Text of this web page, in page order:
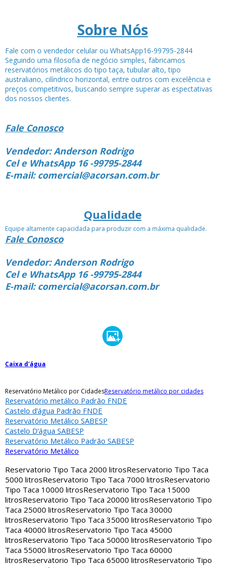
Sobre Nós
Fale com o vendedor celular ou WhatsApp16-99795-2844
Seguindo uma filosofia de negócio simples, fabricamos
reservatórios metálicos do tipo taça, tubular alto, tipo
australiano, cilíndrico horizontal, entre outros com excelência e
preços competitivos, buscando sempre superar as espectativas
dos nossos clientes.
Fale Conosco
Vendedor: Anderson Rodrigo
Cel e WhatsApp 16 -99795-2844
E-mail: comercial@acorsan.com.br
Qualidade
Equipe altamente capacidada para produzir com a máxima qualidade.
Fale Conosco
Vendedor: Anderson Rodrigo
Cel e WhatsApp 16 -99795-2844
E-mail: comercial@acorsan.com.br
Caixa d'água
Reservatório Metálico por CidadesReservatório metálico por cidades
Reservatório metálico Padrão FNDE
Castelo d’água Padrão FNDE
Reservatório Metálico SABESP
Castelo D’água SABESP
Reservatório Metálico Padrão SABESP
Reservatório Metálico
Reservatorio Tipo Taca 2000 litrosReservatorio Tipo Taca
5000 litrosReservatorio Tipo Taca 7000 litrosReservatorio
Tipo Taca 10000 litrosReservatorio Tipo Taca 15000
litrosReservatorio Tipo Taca 20000 litrosReservatorio Tipo
Taca 25000 litrosReservatorio Tipo Taca 30000
litrosReservatorio Tipo Taca 35000 litrosReservatorio Tipo
Taca 40000 litrosReservatorio Tipo Taca 45000
litrosReservatorio Tipo Taca 50000 litrosReservatorio Tipo
Taca 55000 litrosReservatorio Tipo Taca 60000
litrosReservatorio Tipo Taca 65000 litrosReservatorio Tipo